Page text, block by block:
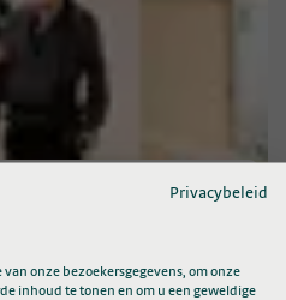
Privacybeleid
onze bezoekersgegevens, om onze
inhoud te tonen en om u een geweldige